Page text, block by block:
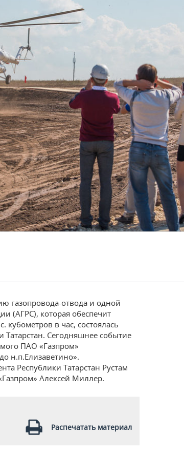
газопровода-отвода и одной
(АГРС), которая обеспечит
в час, состоялась
Татарстан. Сегодняшнее событие
ПАО «Газпром»
н.п.Елизаветино».
Республики Татарстан Рустам
Алексей Миллер.
Распечатать материал